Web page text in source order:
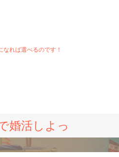
なれば選べるのです！
婚活しよっ